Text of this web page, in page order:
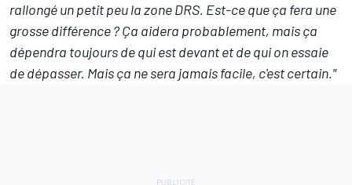
rallongé un petit peu la zone DRS. Est-ce que ça fera une
grosse différence ? Ça aidera probablement, mais ça
dépendra toujours de qui est devant et de qui on essaie
de dépasser. Mais ça ne sera jamais facile, c'est certain."